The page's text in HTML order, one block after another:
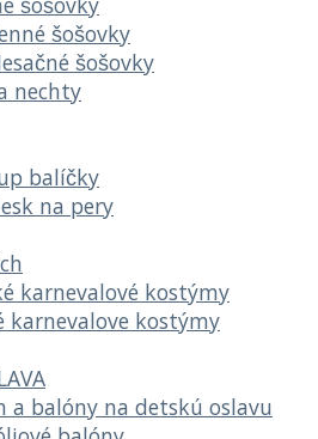
šošovky
šošovky
nechty
balíčky
na pery
karnevalové kostýmy
karnevalove kostýmy
a balóny na detskú oslavu